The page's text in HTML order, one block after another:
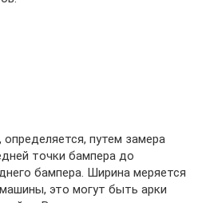
путем замера
точки бампера до
бампера. Ширина меряется
это могут быть арки